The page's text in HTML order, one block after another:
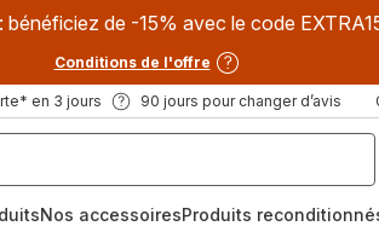
de -15% avec le code
Conditions de l'offre
en 3 jours 90 jours pour changer d’avis
Nos accessoiresProduits